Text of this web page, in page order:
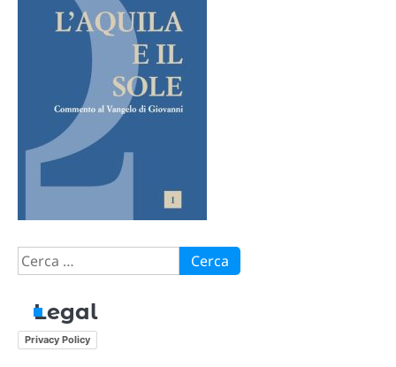
Ricerca
per:
Legal
Privacy Policy